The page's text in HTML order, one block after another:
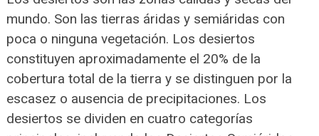
mundo. Son las tierras áridas y semiáridas con
poca o ninguna vegetación. Los desiertos
constituyen aproximadamente el 20% de la
cobertura total de la tierra y se distinguen por la
escasez o ausencia de precipitaciones. Los
desiertos se dividen en cuatro categorías